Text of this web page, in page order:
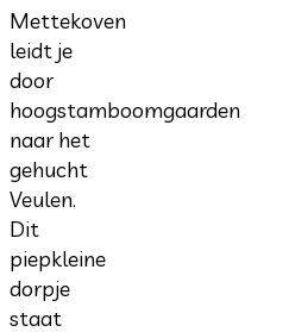
Mettekoven
leidt je
door
hoogstamboomgaarden
naar het
gehucht
Veulen.
Dit
piepkleine
dorpje
staat